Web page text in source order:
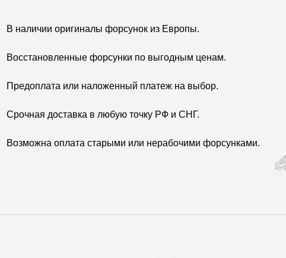
В наличии оригиналы форсунок из Европы.
Восстановленные форсунки по выгодным ценам.
Предоплата или наложенный платеж на выбор.
Срочная доставка в любую точку РФ и СНГ.
Возможна оплата старыми или нерабочими форсунками.